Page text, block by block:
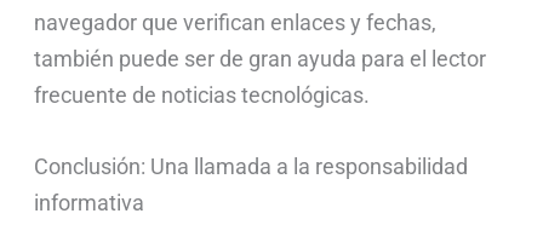
navegador que verifican enlaces y fechas,
también puede ser de gran ayuda para el lector
frecuente de noticias tecnológicas.
Conclusión: Una llamada a la responsabilidad
informativa